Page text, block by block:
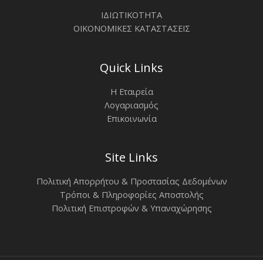
ΙΔΙΩΤΙΚΟΤΗΤΑ
ΟΙΚΟΝΟΜΙΚΕΣ ΚΑΤΑΣΤΑΣΕΙΣ
Quick Links
Η Εταιρεία
Λογαριασμός
Επικοινωνία
Site Links
Πολιτική Απορρήτου & Προστασίας Δεδομένων
Τρόποι & Πληροφορίες Αποστολής
Πολιτική Επιστροφών & Υπαναχώρησης